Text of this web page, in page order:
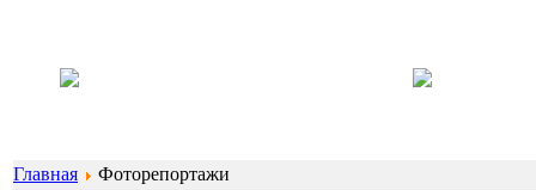
Главная
Фоторепортажи